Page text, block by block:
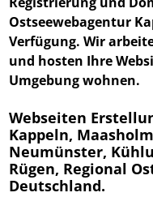
Ostseewebagentur
Verfügung. Wir
und hosten Ihre
Umgebung wohnen.
Webseiten
Kappeln,
Neumünster,
Rügen, Regional
Deutschland.